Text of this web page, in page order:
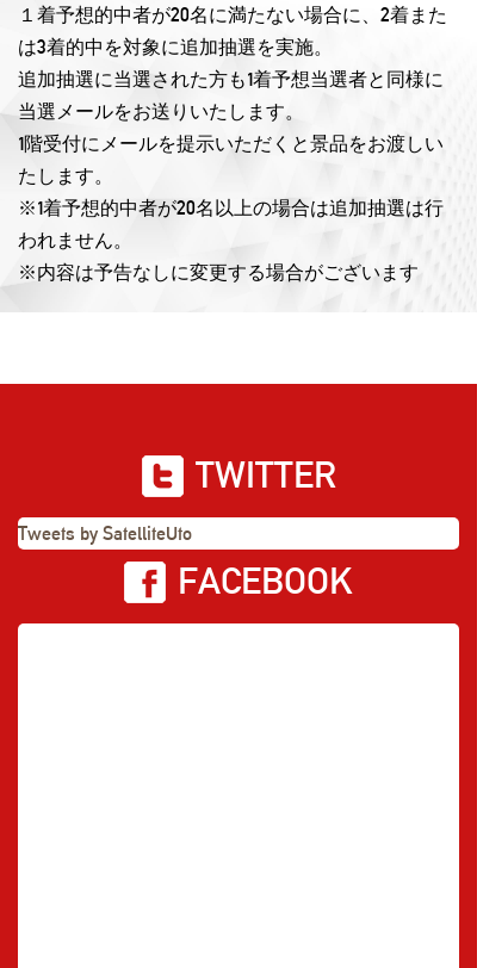
１着予想的中者が20名に満たない場合に、2着また
は3着的中を対象に追加抽選を実施。
追加抽選に当選された方も1着予想当選者と同様に
当選メールをお送りいたします。
1階受付にメールを提示いただくと景品をお渡しい
たします。
※1着予想的中者が20名以上の場合は追加抽選は行
われません。
※内容は予告なしに変更する場合がございます
TWITTER
Tweets by SatelliteUto
FACEBOOK